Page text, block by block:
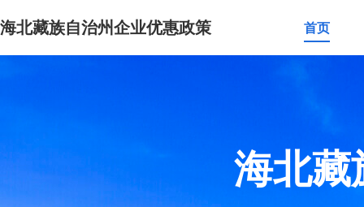
海北藏族自治州企业优惠政策 首页
海北藏